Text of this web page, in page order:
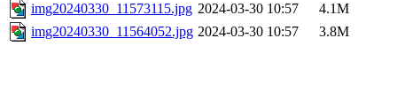
img20240330_11573115.jpg 2024-03-30 10:57
4.1M
img20240330_11564052.jpg 2024-03-30 10:57 3.8M